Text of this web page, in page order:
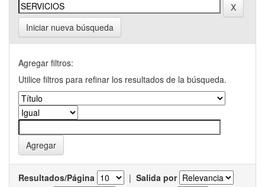
Iniciar nueva búsqueda
Agregar filtros:
Utilice filtros para refinar los resultados de la búsqueda.
Resultados/Página | Salida por